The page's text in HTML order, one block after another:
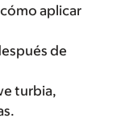
aplicar
de
turbia,